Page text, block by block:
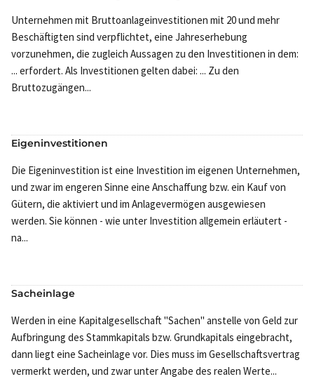
Unternehmen mit Bruttoanlageinvestitionen mit 20 und mehr
Beschäftigten sind verpflichtet, eine Jahreserhebung
vorzunehmen, die zugleich Aussagen zu den Investitionen in dem:
... erfordert. Als Investitionen gelten dabei: ... Zu den
Bruttozugängen...
Eigeninvestitionen
Die Eigeninvestition ist eine Investition im eigenen Unternehmen,
und zwar im engeren Sinne eine Anschaffung bzw. ein Kauf von
Gütern, die aktiviert und im Anlagevermögen ausgewiesen
werden. Sie können - wie unter Investition allgemein erläutert -
na...
Sacheinlage
Werden in eine Kapitalgesellschaft "Sachen" anstelle von Geld zur
Aufbringung des Stammkapitals bzw. Grundkapitals eingebracht,
dann liegt eine Sacheinlage vor. Dies muss im Gesellschaftsvertrag
vermerkt werden, und zwar unter Angabe des realen Werte...